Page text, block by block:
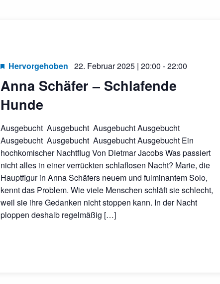
Anna Schäfer – Schlafende
Hunde
Hervorgehoben 22. Februar 2025 | 20:00 -22:00
Ausgebucht Ausgebucht Ausgebucht Ausgebucht
Ausgebucht Ausgebucht Ausgebucht Ausgebucht Ein
hochkomischer Nachtflug Von Dietmar Jacobs Was passiert
nicht alles in einer verrückten schlaflosen Nacht? Marie, die
Hauptfigur in Anna Schäfers neuem und fulminantem Solo,
kennt das Problem. Wie viele Menschen schläft sie schlecht,
weil sie ihre Gedanken nicht stoppen kann. In der Nacht
ploppen deshalb regelmäßig […]